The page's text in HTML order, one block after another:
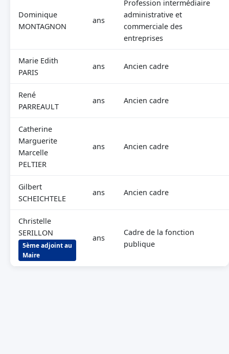
Dominique
MONTAGNON
ans
Profession intermédiaire
administrative et
commerciale des
entreprises
Marie Edith
PARIS
ans Ancien cadre
René
PARREAULT
ans Ancien cadre
Catherine
Marguerite
Marcelle
PELTIER
ans Ancien cadre
Gilbert
SCHEICHTELE
ans Ancien cadre
Christelle
SERILLON
5ème adjoint au
Maire
ans
Cadre de la fonction
publique